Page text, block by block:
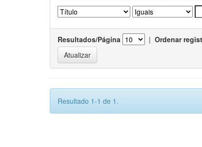
Resultados/Página | Ordenar
Resultado 1-1 de 1.